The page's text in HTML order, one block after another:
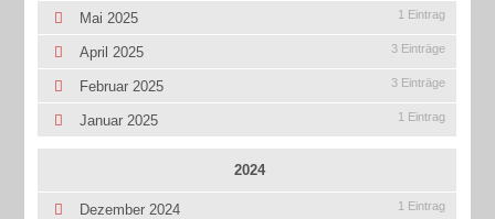
Mai 2025 1 Eintrag
April 2025 3 Einträge
Februar 2025 3 Einträge
Januar 2025 1 Eintrag
2024
Dezember 2024 1 Eintrag